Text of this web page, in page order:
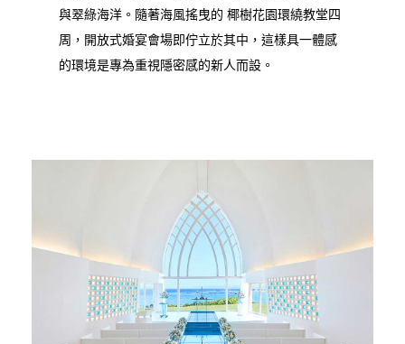
與翠綠海洋。隨著海風搖曳的 椰樹花園環繞教堂四
周，開放式婚宴會場即佇立於其中，這樣具一體感
的環境是專為重視隱密感的新人而設。